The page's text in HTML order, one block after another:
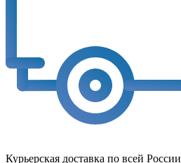
Курьерская доставка по всей России